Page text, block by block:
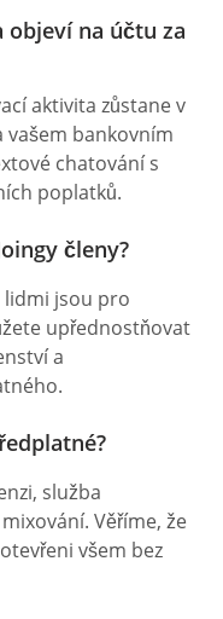
objeví na účtu za
aktivita zůstane v
vašem bankovním
chatování s
poplatků.
členy?
lidmi jsou pro
upřednostňovat
a
služba
Věříme, že
všem bez